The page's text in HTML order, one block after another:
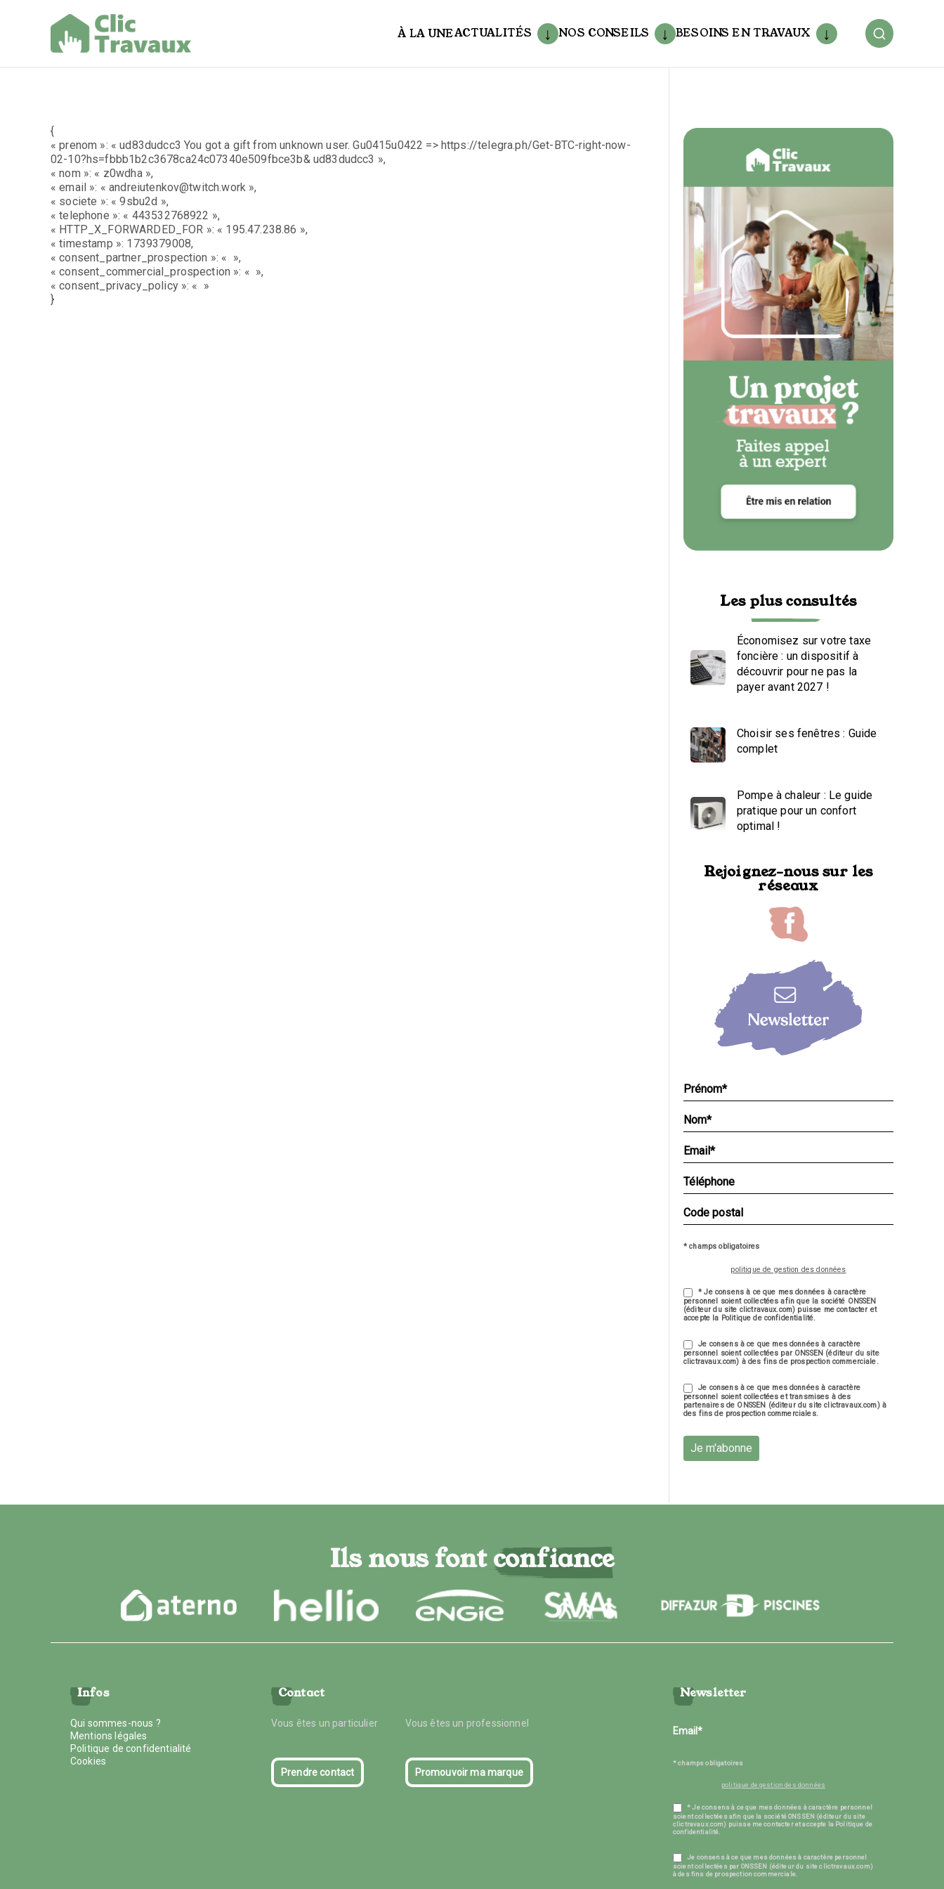
À LA UNEACTUALITÉS NOS CONSEILS BESOINS EN TRAVAUX
{
« prenom »: « ud83dudcc3 You got a gift from unknown user. Gu0415u0422 => https://telegra.ph/Get-BTC-right-now-
02-10?hs=fbbb1b2c3678ca24c07340e509fbce3b& ud83dudcc3 »,
« nom »: « z0wdha »,
« email »: « andreiutenkov@twitch.work »,
« societe »: « 9sbu2d »,
« telephone »: « 443532768922 »,
« HTTP_X_FORWARDED_FOR »: « 195.47.238.86 »,
« timestamp »: 1739379008,
« consent_partner_prospection »: « »,
« consent_commercial_prospection »: « »,
« consent_privacy_policy »: « »
}
Les plus consultés
Économisez sur votre taxe
foncière : un dispositif à
découvrir pour ne pas la
payer avant 2027 !
Choisir ses fenêtres : Guide
complet
Pompe à chaleur : Le guide
pratique pour un confort
optimal !
Rejoignez-nous sur les
réseaux
* champs obligatoires
politique de gestion des données
* Je consens à ce que mes données à caractère
personnel soient collectées afin que la société ONSSEN
(éditeur du site clictravaux.com) puisse me contacter et
accepte la Politique de confidentialité.
Je consens à ce que mes données à caractère
personnel soient collectées par ONSSEN (éditeur du site
clictravaux.com) à des fins de prospection commerciale.
Je consens à ce que mes données à caractère
personnel soient collectées et transmises à des
partenaires de ONSSEN (éditeur du site clictravaux.com) à
des fins de prospection commerciales.
Je m'abonne
Ils nous font confiance
Infos
Qui sommes-nous ?
Mentions légales
Politique de confidentialité
Cookies
Contact
Vous êtes un particulier Vous êtes un professionnel
Prendre contact Promouvoir ma marque
Newsletter
* champs obligatoires
politique de gestion des données
* Je consens à ce que mes données à caractère personnel
soient collectées afin que la société ONSSEN (éditeur du site
clictravaux.com) puisse me contacter et accepte la Politique de
confidentialité.
Je consens à ce que mes données à caractère personnel
soient collectées par ONSSEN (éditeur du site clictravaux.com)
à des fins de prospection commerciale.